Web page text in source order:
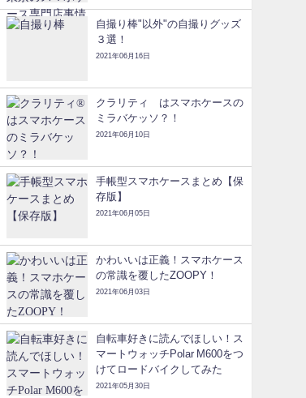
自撮り棒"以外"の自撮りグッズ
３選！
2021年06月16日
クラリティ®はスマホケースの
ミラバケッソ？！
2021年06月10日
手帳型スマホケースまとめ【保
存版】
2021年06月05日
かわいいは正義！スマホケース
の常識を覆したZOOPY！
2021年06月03日
自転車好きに読んでほしい！ス
マートウォッチPolar M600をつ
けてロードバイクしてみた
2021年05月30日